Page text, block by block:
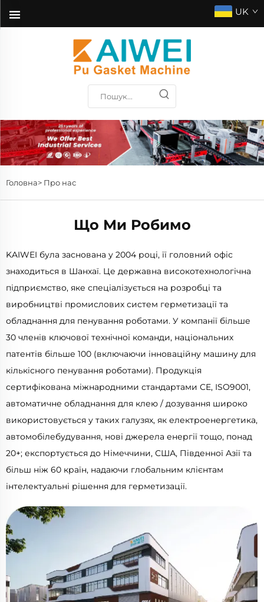
UK
Головна> Про нас
Що Ми Робимо
KAIWEI була заснована у 2004 році, її головний офіс
знаходиться в Шанхаї. Це державна високотехнологічна
підприємство, яке спеціалізується на розробці та
виробництві промислових систем герметизації та
обладнання для пенування роботами. У компанії більше
30 членів ключової технічної команди, національних
патентів більше 100 (включаючи інноваційну машину для
кількісного пенування роботами). Продукція
сертифікована міжнародними стандартами CE, ISO9001,
автоматичне обладнання для клею / дозування широко
використовується у таких галузях, як електроенергетика,
автомобілебудування, нові джерела енергії тощо, понад
20+; експортується до Німеччини, США, Південної Азії та
більш ніж 60 країн, надаючи глобальним клієнтам
інтелектуальні рішення для герметизації.